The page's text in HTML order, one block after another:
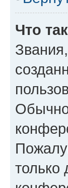
Что
только